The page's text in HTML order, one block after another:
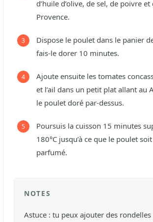
d’huile d’olive, de sel, de poivre et
Provence.
Dispose le poulet dans le panier
fais-le dorer 10 minutes.
Ajoute ensuite les tomates
et l’ail dans un petit plat allant au
le poulet doré par-dessus.
Poursuis la cuisson 15 minutes
180°C jusqu’à ce que le poulet
parfumé.
NOTES
Astuce : tu peux ajouter des rondelles